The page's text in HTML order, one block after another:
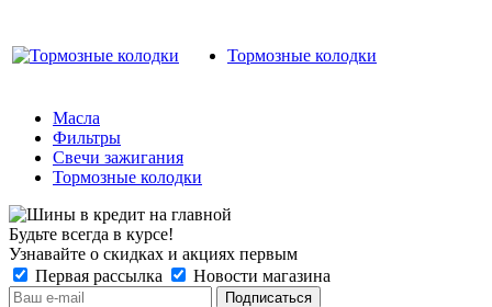
Тормозные колодки
Масла
Фильтры
Свечи зажигания
Тормозные колодки
Будьте всегда в курсе!
Узнавайте о скидках и акциях первым
Первая рассылка
Новости магазина